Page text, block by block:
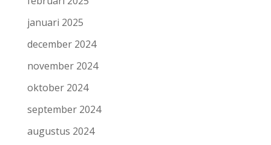
januari 2025
december 2024
november 2024
oktober 2024
september 2024
augustus 2024